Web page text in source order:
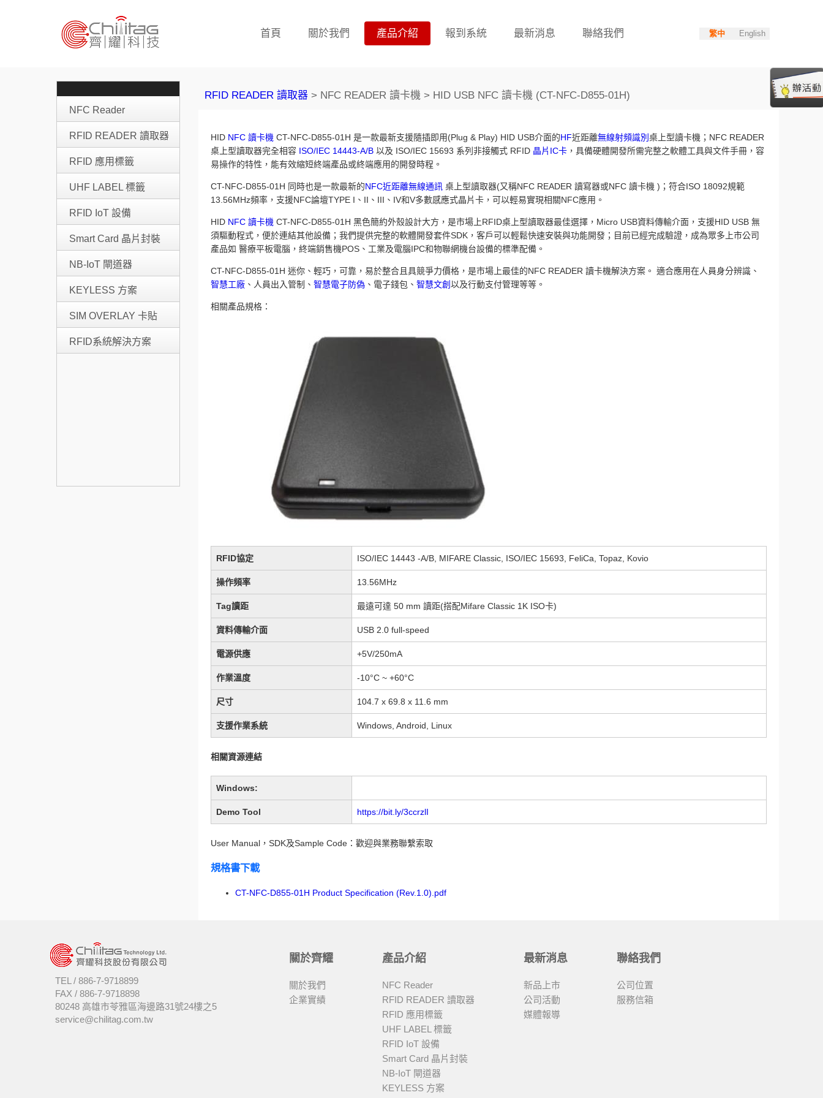
首頁 關於我們 產品介紹 報到系統 最新消息 聯絡我們 繁中 English
NFC Reader
RFID READER 讀取器
RFID 應用標籤
UHF LABEL 標籤
RFID IoT 設備
Smart Card 晶片封裝
NB-IoT 閘道器
KEYLESS 方案
SIM OVERLAY 卡貼
RFID系統解決方案
RFID READER 讀取器 > NFC READER 讀卡機 > HID USB NFC 讀卡機 (CT-NFC-D855-01H)
HID NFC 讀卡機 CT-NFC-D855-01H 是一款最新支援隨插即用(Plug & Play) HID USB介面的HF近距離無線射頻識別 桌上型讀卡機；NFC READER
桌上型讀取器完全相容 ISO/IEC 14443-A/B 以及 ISO/IEC 15693 系列非接觸式 RFID 晶片IC卡 ，具備硬體開發所需完整之軟體工具與文件手冊，容
易操作的特性，能有效縮短終端產品或終端應用的開發時程。
CT-NFC-D855-01H 同時也是一款最新的NFC近距離無線通訊 桌上型讀取器(又稱NFC READER 讀寫器或NFC 讀卡機 )；符合ISO 18092規範
13.56MHz頻率，支援NFC論壇TYPE I、II、III、IV和V多數感應式晶片卡，可以輕易實現相關NFC應用。
HID NFC 讀卡機 CT-NFC-D855-01H 黑色簡約外殼設計大方，是市場上RFID桌上型讀取器最佳選擇，Micro USB資料傳輸介面，支援HID USB 無
須驅動程式，便於連結其他設備；我們提供完整的軟體開發套件SDK，客戶可以輕鬆快速安裝與功能開發；目前已經完成驗證，成為眾多上市公司
產品如 醫療平板電腦，終端銷售機POS、工業及電腦IPC和物聯網機台設備的標準配備。
CT-NFC-D855-01H 迷你、輕巧，可靠，易於整合且具競爭力價格，是市場上最佳的NFC READER 讀卡機解決方案。 適合應用在人員身分辨識、
智慧工廠 、人員出入管制、 智慧電子防偽 、電子錢包、 智慧文創 以及行動支付管理等等。
相關產品規格：
RFID協定 ISO/IEC 14443 -A/B, MIFARE Classic, ISO/IEC 15693, FeliCa, Topaz, Kovio
操作頻率 13.56MHz
Tag讀距 最遠可達 50 mm 讀距(搭配Mifare Classic 1K ISO卡)
資料傳輸介面 USB 2.0 full-speed
電源供應 +5V/250mA
作業溫度 -10°C ~ +60°C
尺寸 104.7 x 69.8 x 11.6 mm
支援作業系統 Windows, Android, Linux
相關資源連結
Windows:
Demo Tool https://bit.ly/3ccrzlI
User Manual，SDK及Sample Code：歡迎與業務聯繫索取
規格書下載
CT-NFC-D855-01H Product Specification (Rev.1.0).pdf
TEL / 886-7-9718899
FAX / 886-7-9718898
80248 高雄市苓雅區海邊路31號24樓之5
service@chilitag.com.tw
關於齊耀
關於我們
企業實績
產品介紹
NFC Reader
RFID READER 讀取器
RFID 應用標籤
UHF LABEL 標籤
RFID IoT 設備
Smart Card 晶片封裝
NB-IoT 閘道器
KEYLESS 方案
最新消息
新品上市
公司活動
媒體報導
聯絡我們
公司位置
服務信箱